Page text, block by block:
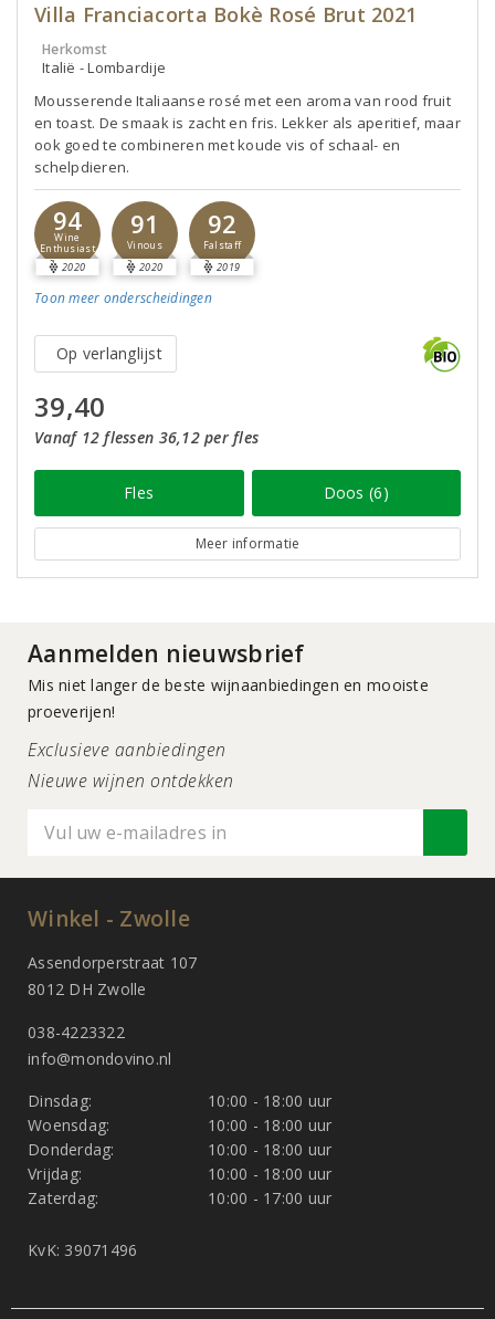
Villa Franciacorta Bokè Rosé Brut 2021
Herkomst
Italië - Lombardije
Mousserende Italiaanse rosé met een aroma van rood fruit
en toast. De smaak is zacht en fris. Lekker als aperitief, maar
ook goed te combineren met koude vis of schaal- en
schelpdieren.
94
Wine
Enthusiast
2020
91
Vinous
2020
92
Falstaff
2019
Toon meer onderscheidingen
Op verlanglijst
39,40
Vanaf 12 flessen 36,12 per fles
Fles Doos (6)
Meer informatie
Aanmelden nieuwsbrief
Mis niet langer de beste wijnaanbiedingen en mooiste
proeverijen!
Exclusieve aanbiedingen
Nieuwe wijnen ontdekken
Winkel - Zwolle
Assendorperstraat 107
8012 DH Zwolle
038-4223322
info@mondovino.nl
Dinsdag:
10:00 - 18:00 uur
Woensdag:
10:00 - 18:00 uur
Donderdag:
10:00 - 18:00 uur
Vrijdag:
10:00 - 18:00 uur
Zaterdag:
10:00 - 17:00 uur
KvK: 39071496